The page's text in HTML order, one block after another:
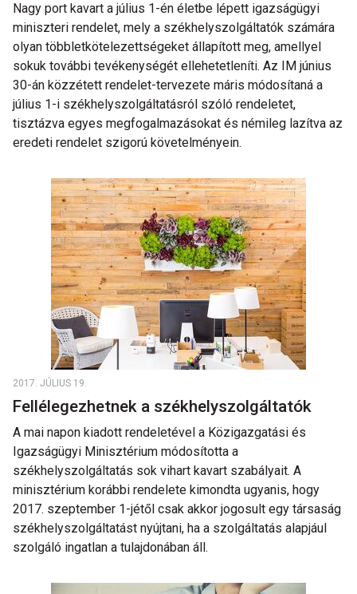
Nagy port kavart a július 1-én életbe lépett igazságügyi
miniszteri rendelet, mely a székhelyszolgáltatók számára
olyan többletkötelezettségeket állapított meg, amellyel
sokuk további tevékenységét ellehetetleníti. Az IM június
30-án közzétett rendelet-tervezete máris módosítaná a
július 1-i székhelyszolgáltatásról szóló rendeletet,
tisztázva egyes megfogalmazásokat és némileg lazítva az
eredeti rendelet szigorú követelményein.
2017. JÚLIUS 19.
Fellélegezhetnek a székhelyszolgáltatók
A mai napon kiadott rendeletével a Közigazgatási és
Igazságügyi Minisztérium módosította a
székhelyszolgáltatás sok vihart kavart szabályait. A
minisztérium korábbi rendelete kimondta ugyanis, hogy
2017. szeptember 1-jétől csak akkor jogosult egy társaság
székhelyszolgáltatást nyújtani, ha a szolgáltatás alapjául
szolgáló ingatlan a tulajdonában áll.